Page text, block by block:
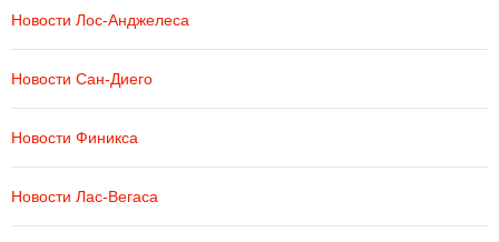
Новости Лос-Анджелеса
Новости Сан-Диего
Новости Финикса
Новости Лас-Вегаса